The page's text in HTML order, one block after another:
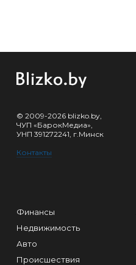
© 2009-2026 blizko.by,
ЧУП «БарокМедиа»,
УНП 391272241, г.Минск
Контакты
Финансы
Недвижимость
Авто
Происшествия